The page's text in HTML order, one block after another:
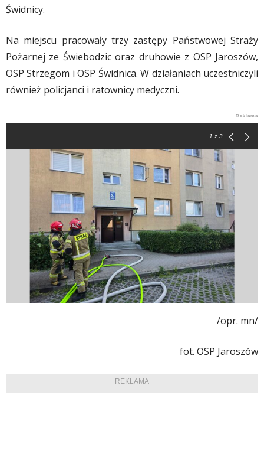
Świdnicy.
Na miejscu pracowały trzy zastępy Państwowej Straży
Pożarnej ze Świebodzic oraz druhowie z OSP Jaroszów,
OSP Strzegom i OSP Świdnica. W działaniach uczestniczyli
również policjanci i ratownicy medyczni.
1 z 3
/opr. mn/
fot. OSP Jaroszów
REKLAMA